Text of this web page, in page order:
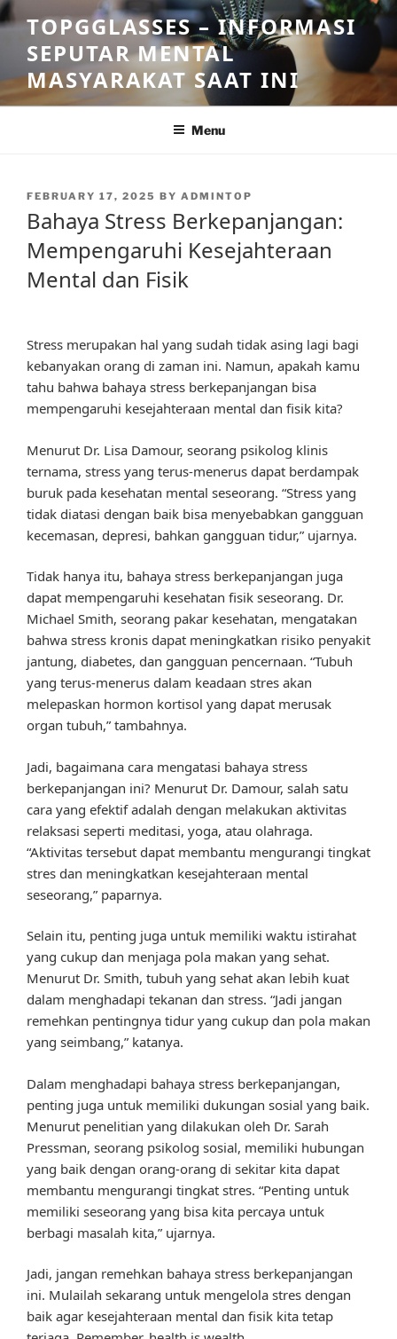
Skip
to
content
TOPGGLASSES – INFORMASI
SEPUTAR MENTAL
MASYARAKAT SAAT INI
Menu
POSTED
FEBRUARY 17, 2025 BY ADMINTOP
Bahaya Stress Berkepanjangan:
Mempengaruhi Kesejahteraan
Mental dan Fisik
Stress merupakan hal yang sudah tidak asing lagi bagi
kebanyakan orang di zaman ini. Namun, apakah kamu
tahu bahwa bahaya stress berkepanjangan bisa
mempengaruhi kesejahteraan mental dan fisik kita?
Menurut Dr. Lisa Damour, seorang psikolog klinis
ternama, stress yang terus-menerus dapat berdampak
buruk pada kesehatan mental seseorang. “Stress yang
tidak diatasi dengan baik bisa menyebabkan gangguan
kecemasan, depresi, bahkan gangguan tidur,” ujarnya.
Tidak hanya itu, bahaya stress berkepanjangan juga
dapat mempengaruhi kesehatan fisik seseorang. Dr.
Michael Smith, seorang pakar kesehatan, mengatakan
bahwa stress kronis dapat meningkatkan risiko penyakit
jantung, diabetes, dan gangguan pencernaan. “Tubuh
yang terus-menerus dalam keadaan stres akan
melepaskan hormon kortisol yang dapat merusak
organ tubuh,” tambahnya.
Jadi, bagaimana cara mengatasi bahaya stress
berkepanjangan ini? Menurut Dr. Damour, salah satu
cara yang efektif adalah dengan melakukan aktivitas
relaksasi seperti meditasi, yoga, atau olahraga.
“Aktivitas tersebut dapat membantu mengurangi tingkat
stres dan meningkatkan kesejahteraan mental
seseorang,” paparnya.
Selain itu, penting juga untuk memiliki waktu istirahat
yang cukup dan menjaga pola makan yang sehat.
Menurut Dr. Smith, tubuh yang sehat akan lebih kuat
dalam menghadapi tekanan dan stress. “Jadi jangan
remehkan pentingnya tidur yang cukup dan pola makan
yang seimbang,” katanya.
Dalam menghadapi bahaya stress berkepanjangan,
penting juga untuk memiliki dukungan sosial yang baik.
Menurut penelitian yang dilakukan oleh Dr. Sarah
Pressman, seorang psikolog sosial, memiliki hubungan
yang baik dengan orang-orang di sekitar kita dapat
membantu mengurangi tingkat stres. “Penting untuk
memiliki seseorang yang bisa kita percaya untuk
berbagi masalah kita,” ujarnya.
Jadi, jangan remehkan bahaya stress berkepanjangan
ini. Mulailah sekarang untuk mengelola stres dengan
baik agar kesejahteraan mental dan fisik kita tetap